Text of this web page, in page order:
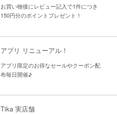
お買い物後にレビュー記入で1件につき
150円分のポイントプレゼント！
アプリ リニューアル！
アプリ限定のお得なセールやクーポン配
布毎日開催♪
Tika 実店舗